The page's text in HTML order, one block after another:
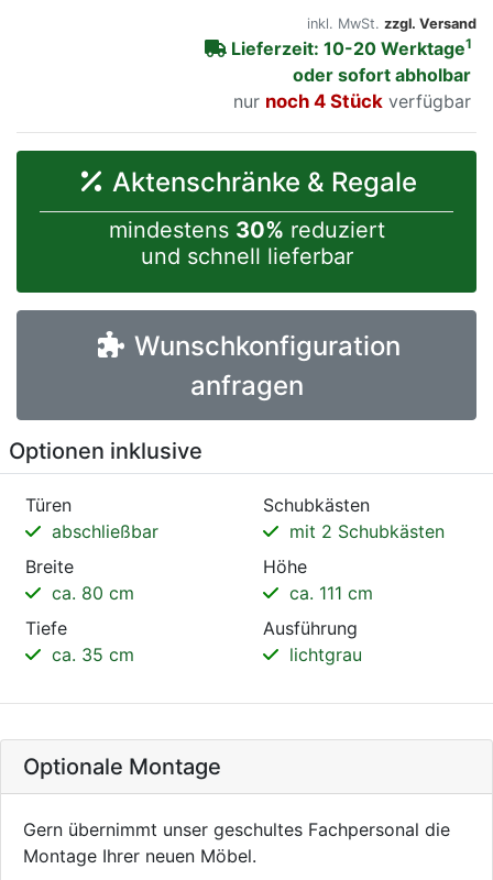
inkl. MwSt. zzgl. Versand
Lieferzeit: 10-20 Werktage1
oder sofort abholbar
nur
noch 4 Stück verfügbar
Aktenschränke & Regale
mindestens 30% reduziert
und schnell lieferbar
Wunschkonfiguration
anfragen
Optionen inklusive
Türen
abschließbar
Schubkästen
mit 2 Schubkästen
Breite
ca. 80 cm
Höhe
ca. 111 cm
Tiefe
ca. 35 cm
Ausführung
lichtgrau
Optionale Montage
Gern übernimmt unser geschultes Fachpersonal die
Montage Ihrer neuen Möbel.